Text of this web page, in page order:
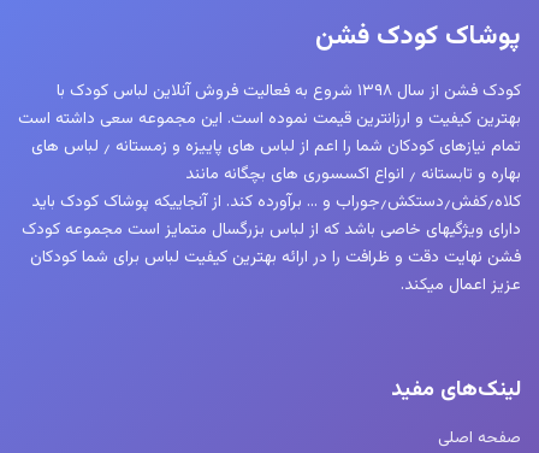
پوشاک کودک فشن
کودک فشن از سال ۱۳۹۸ شروع به فعالیت فروش آنلاین لباس کودک با
بهترین کیفیت و ارزانترین قیمت نموده است. این مجموعه سعی داشته است
تمام نیازهای کودکان شما را اعم از لباس های پاییزه و زمستانه ٫ لباس های
بهاره و تابستانه ٫ انواع اکسسوری های بچگانه مانند
کلاه٫کفش٫دستکش٫جوراب و … برآورده کند. از آنجاییکه پوشاک کودک باید
دارای ویژگیهای خاصی باشد که از لباس بزرگسال متمایز است مجموعه کودک
فشن نهایت دقت و ظرافت را در ارائه بهترین کیفیت لباس برای شما کودکان
عزیز اعمال میکند.
لینک‌های مفید
صفحه اصلی